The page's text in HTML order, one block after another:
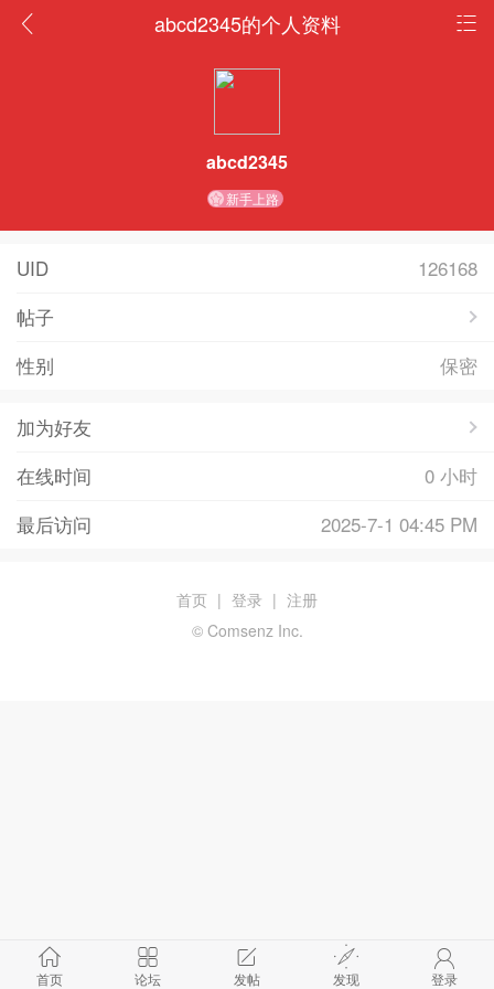
abcd2345的个人资料
abcd2345
新手上路
UID
126168
帖子
性别
保密
加为好友
在线时间
0 小时
最后访问
2025-7-1 04:45 PM
首页 论坛 发帖 发现 登录
首页 | 登录 | 注册
© Comsenz Inc.